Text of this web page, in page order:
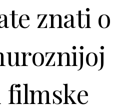
znati o
filmske